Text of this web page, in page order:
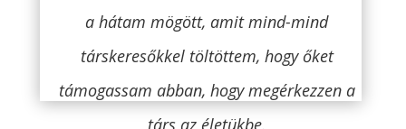
a hátam mögött, amit mind-mind
társkeresőkkel töltöttem, hogy őket
támogassam abban, hogy megérkezzen a
társ az életükbe.